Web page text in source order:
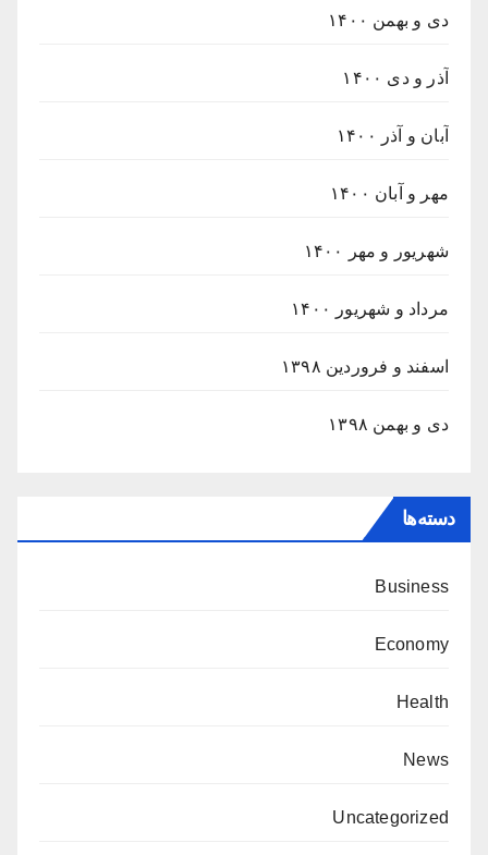
دی و بهمن ۱۴۰۰
آذر و دی ۱۴۰۰
آبان و آذر ۱۴۰۰
مهر و آبان ۱۴۰۰
شهریور و مهر ۱۴۰۰
مرداد و شهریور ۱۴۰۰
اسفند و فروردین ۱۳۹۸
دی و بهمن ۱۳۹۸
دسته‌ها
Business
Economy
Health
News
Uncategorized